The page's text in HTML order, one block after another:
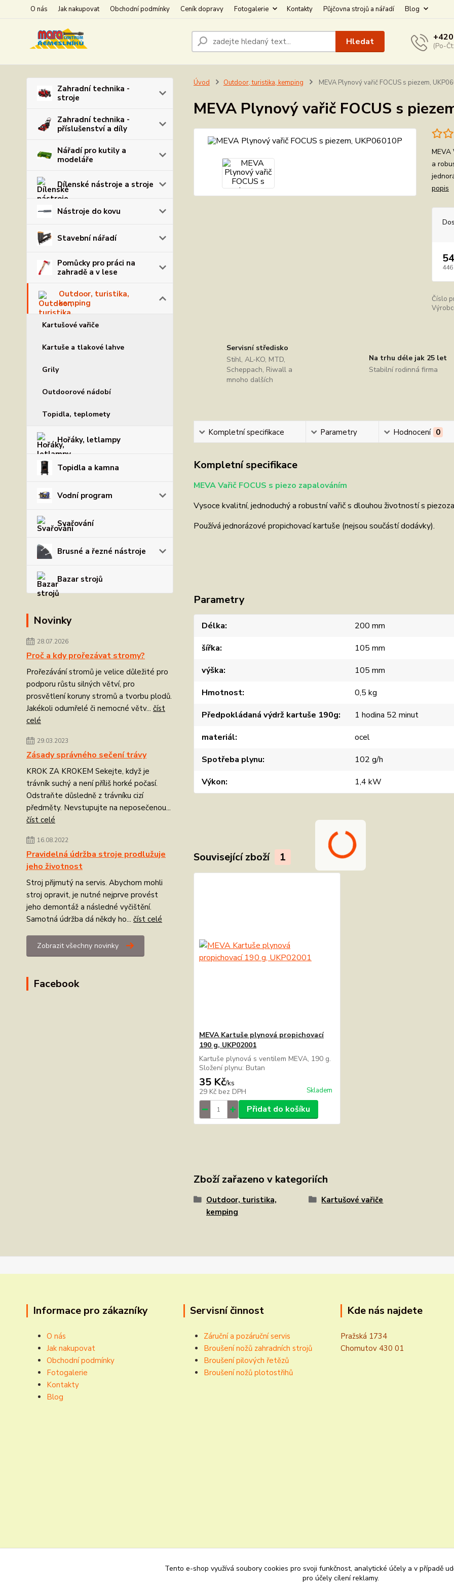
O nás Jak nakupovat Obchodní podmínky Ceník dopravy Fotogalerie Kontakty Půjčovna strojů a nářadí Blog
Hledat (Po-
Zahradní technika -
stroje
Zahradní technika -
příslušenství a díly
Nářadí pro kutily a
modeláře
Dílenské nástroje a stroje
Nástroje do kovu
Stavební nářadí
Pomůcky pro práci na
zahradě a v lese
Outdoor, turistika,
kemping
Kartušové vařiče
Kartuše a tlakové lahve
Grily
Outdoorové nádobí
Topidla, teplomety
Hořáky, letlampy
Topidla a kamna
Vodní program
Svařování
Brusné a řezné nástroje
Bazar strojů
Novinky
28.07.2026
Proč a kdy prořezávat stromy?
Prořezávání stromů je velice důležité pro
podporu růstu silných větví, pro
prosvětlení koruny stromů a tvorbu plodů.
Jakékoli odumřelé či nemocné větv... číst
celé
29.03.2023
Zásady správného sečení trávy
KROK ZA KROKEM Sekejte, když je
trávník suchý a není příliš horké počasí.
Odstraňte důsledně z trávníku cizí
předměty. Nevstupujte na neposečenou...
číst celé
16.08.2022
Pravidelná údržba stroje prodlužuje
jeho životnost
Stroj přijmutý na servis. Abychom mohli
stroj opravit, je nutné nejprve provést
jeho demontáž a následné vyčištění.
Samotná údržba dá někdy ho... číst celé
Zobrazit všechny novinky
Facebook
Úvod Outdoor, turistika, kemping MEVA Plynový vařič FOCUS s piezem,
MEVA Plynový vařič FOCUS s
MEVA
a
popis
446
Číslo
Servisní středisko
Stihl, AL-KO, MTD,
Scheppach, Riwall a
mnoho dalších
Na trhu déle jak 25 let
Stabilní rodinná firma
Kompletní specifikace Parametry Hodnocení 0
Kompletní specifikace
MEVA Vařič FOCUS s piezo zapalováním
Vysoce kvalitní, jednoduchý a robustní vařič s dlouhou životností s
Používá jednorázové propichovací kartuše (nejsou součástí dodávky).
Parametry
Délka
200 mm
šířka
105 mm
výška
105 mm
Hmotnost
0,5 kg
Předpokládaná výdrž kartuše 190g
1 hodina 52 minut
materiál
ocel
Spotřeba plynu
102 g/h
Výkon
1,4 kW
Související zboží 1
MEVA Kartuše plynová propichovací
190 g, UKP02001
Kartuše plynová s ventilem MEVA, 190 g.
Složení plynu: Butan
35 Kč/ks
29 Kč bez DPH Skladem
Přidat do košíku
Zboží zařazeno v kategoriích
Outdoor, turistika,
kemping
Kartušové vařiče
Informace pro zákazníky
O nás
Jak nakupovat
Obchodní podmínky
Fotogalerie
Kontakty
Blog
Servisní činnost
Záruční a pozáruční servis
Broušení nožů zahradních strojů
Broušení pilových řetězů
Broušení nožů plotostřihů
Kde nás najdete
Pražská 1734
Chomutov 430 01
Tento e-shop využívá soubory cookies pro svoji funkčnost, analytické účely a v případě
pro účely cílení reklamy.